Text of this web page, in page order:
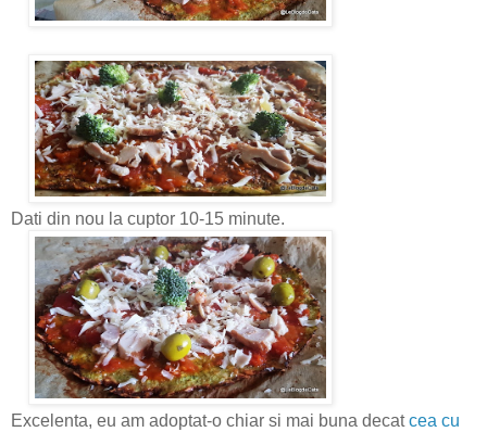
Dati din nou la cuptor 10-15 minute.
Excelenta, eu am adoptat-o chiar si mai buna decatcea cu